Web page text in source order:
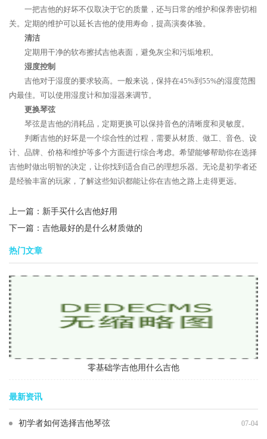
一把吉他的好坏不仅取决于它的质量，还与日常的维护和保养密切相
关。定期的维护可以延长吉他的使用寿命，提高演奏体验。
清洁
定期用干净的软布擦拭吉他表面，避免灰尘和污垢堆积。
湿度控制
吉他对于湿度的要求较高。一般来说，保持在45%到55%的湿度范围
内最佳。可以使用湿度计和加湿器来调节。
更换琴弦
琴弦是吉他的消耗品，定期更换可以保持音色的清晰度和灵敏度。
判断吉他的好坏是一个综合性的过程，需要从材质、做工、音色、设
计、品牌、价格和维护等多个方面进行综合考虑。希望能够帮助你在选择
吉他时做出明智的决定，让你找到适合自己的理想乐器。无论是初学者还
是经验丰富的玩家，了解这些知识都能让你在吉他之路上走得更远。
上一篇： 新手买什么吉他好用
下一篇： 吉他最好的是什么材质做的
热门文章
零基础学吉他用什么吉他
最新资讯
初学者如何选择吉他琴弦 07-04